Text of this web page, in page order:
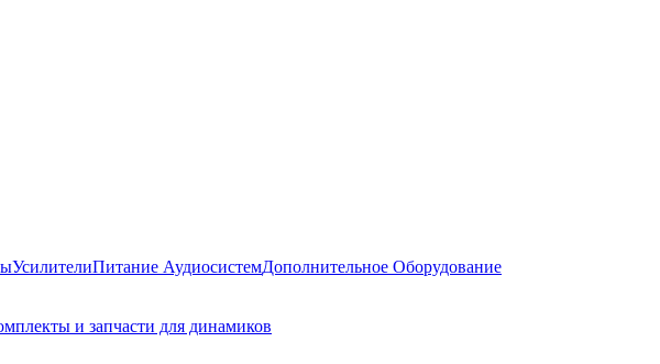
УсилителиПитание АудиосистемДополнительное Оборудование
и запчасти для динамиков